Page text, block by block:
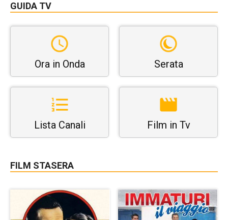
GUIDA TV
Ora in Onda Serata
Lista Canali Film in Tv
FILM STASERA